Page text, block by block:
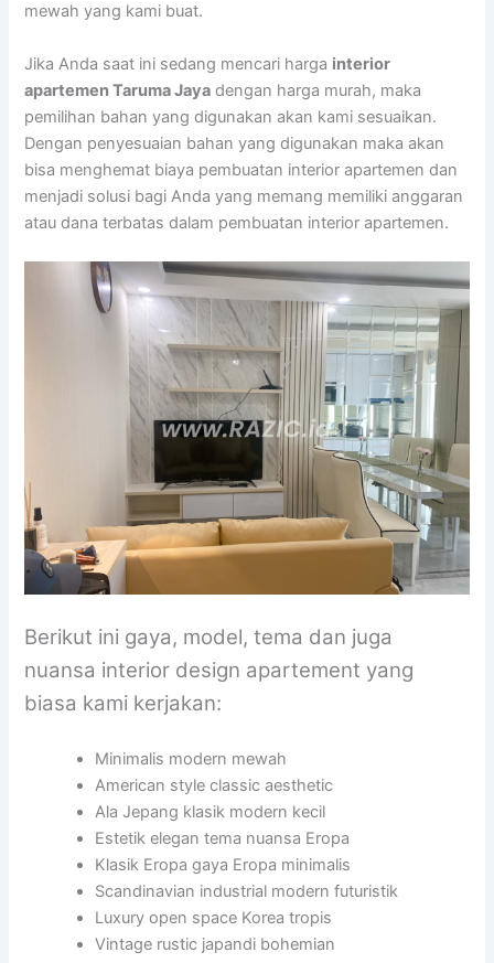
mewah yang kami buat.
Jika Anda saat ini sedang mencari harga interior
apartemen Taruma Jaya dengan harga murah, maka
pemilihan bahan yang digunakan akan kami sesuaikan.
Dengan penyesuaian bahan yang digunakan maka akan
bisa menghemat biaya pembuatan interior apartemen dan
menjadi solusi bagi Anda yang memang memiliki anggaran
atau dana terbatas dalam pembuatan interior apartemen.
Berikut ini gaya, model, tema dan juga
nuansa interior design apartement yang
biasa kami kerjakan:
Minimalis modern mewah
American style classic aesthetic
Ala Jepang klasik modern kecil
Estetik elegan tema nuansa Eropa
Klasik Eropa gaya Eropa minimalis
Scandinavian industrial modern futuristik
Luxury open space Korea tropis
Vintage rustic japandi bohemian